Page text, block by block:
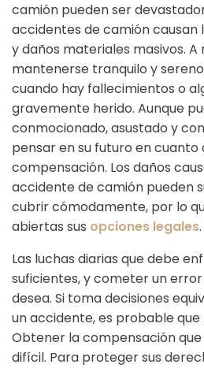
camión pueden ser
accidentes de camión causan
y daños materiales masivos. A
mantenerse tranquilo y
cuando hay fallecimientos o
gravemente herido. Aunque
conmocionado, asustado y
pensar en su futuro en cuanto
compensación. Los daños
accidente de camión pueden
cubrir cómodamente, por lo
abiertas sus opciones legales.
Las luchas diarias que debe
suficientes, y cometer un
desea. Si toma decisiones
un accidente, es probable que
Obtener la compensación
difícil. Para proteger sus